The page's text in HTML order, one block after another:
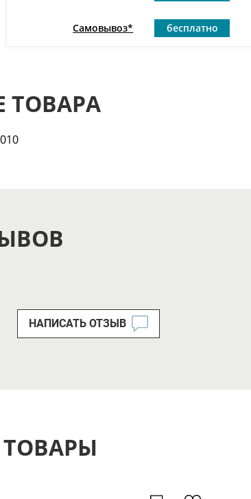
Самовывоз* бесплатно
ТОВАРА
НАПИСАТЬ ОТЗЫВ